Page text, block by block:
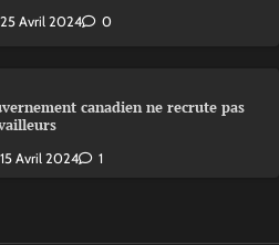
25 Avril 2024 0
canadien ne recrute pas
15 Avril 2024 1